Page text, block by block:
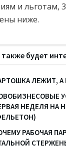
и льготам,
ниже.
будет
ЛЕЖИТ,
НЕДЕЛЯ НА
РАБОЧАЯ